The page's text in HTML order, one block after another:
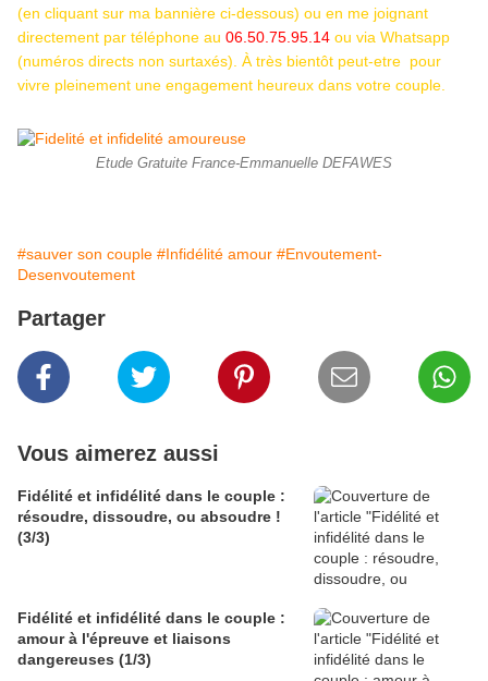
(en cliquant sur ma bannière ci-dessous) ou en me joignant
directement par téléphone au 06.50.75.95.14 ou via Whatsapp
(numéros directs non surtaxés). À très bientôt peut-etre pour
vivre pleinement une engagement heureux dans votre couple.
Etude Gratuite France-Emmanuelle DEFAWES
#sauver son couple #Infidélité amour #Envoutement-
Desenvoutement
Partager
Vous aimerez aussi
Fidélité et infidélité dans le couple :
résoudre, dissoudre, ou absoudre !
(3/3)
Fidélité et infidélité dans le couple :
amour à l'épreuve et liaisons
dangereuses (1/3)